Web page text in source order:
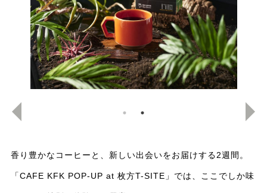
香り豊かなコーヒーと、新しい出会いをお届けする2週間。
「CAFE KFK POP-UP at 枚方T-SITE」では、ここでしか味